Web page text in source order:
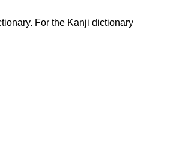
For the Kanji dictionary